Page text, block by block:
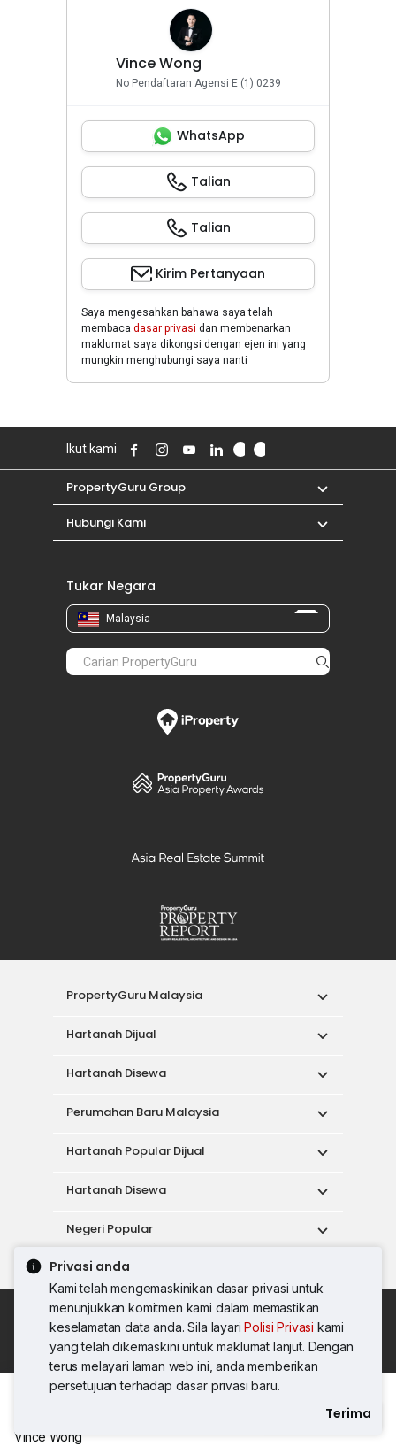
Privasi anda
Kami telah mengemaskinikan dasar privasi untuk
menunjukkan komitmen kami dalam memastikan
keselamatan data anda. Sila layariPolisi Privasi kami
yang telah dikemaskini untuk maklumat lanjut. Dengan
terus melayari laman web ini, anda memberikan
persetujuan terhadap dasar privasi baru.
Terima
Vince Wong
No Pendaftaran Agensi E (1) 0239
WhatsApp
Talian
Talian
Kirim Pertanyaan
Saya mengesahkan bahawa saya telah
membaca dasar privasi dan membenarkan
maklumat saya dikongsi dengan ejen ini yang
mungkin menghubungi saya nanti
Vince Wong
Hubungi Agen
Ikut kami
PropertyGuru Group
Hubungi Kami
Tukar Negara
Malaysia
PropertyGuru Malaysia
Hartanah Dijual
Hartanah Disewa
Perumahan Baru Malaysia
Hartanah Popular Dijual
Hartanah Disewa
Negeri Popular
Alat
Dasar Penggunaan
Syarat Perkhidmatan
Dasar Privasi
Syarat Pembelian
© 2026 PropertyGuru International (Malaysia)
Sdn. Bhd.